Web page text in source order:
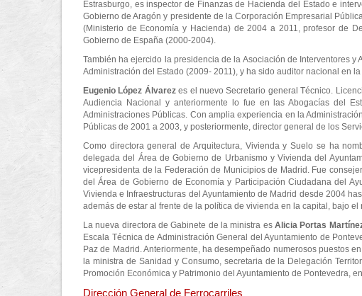
Estrasburgo, es inspector de Finanzas de Hacienda del Estado e
Gobierno de Aragón y presidente de la Corporación Empresarial
(Ministerio de Economía y Hacienda) de 2004 a 2011, profesor de
Gobierno de España (2000-2004).
También ha ejercido la presidencia de la Asociación de Interventores
Administración del Estado (2009- 2011), y ha sido auditor nacional en
Eugenio López Álvarezes el nuevo Secretario general Técnico.
Audiencia Nacional y anteriormente lo fue en las Abogacías del
Administraciones Públicas. Con amplia experiencia en la
Públicas de 2001 a 2003, y posteriormente, director general de los
Como directora general de Arquitectura, Vivienda y Suelo se ha
delegada del Área de Gobierno de Urbanismo y Vivienda del
vicepresidenta de la Federación de Municipios de Madrid. Fue
del Área de Gobierno de Economía y Participación Ciudadana del
Vivienda e Infraestructuras del Ayuntamiento de Madrid desde 2004
además de estar al frente de la política de vivienda en la capital, bajo
La nueva directora de Gabinete de la ministra es Alicia Portas
Escala Técnica de Administración General del Ayuntamiento de
Paz de Madrid. Anteriormente, ha desempeñado numerosos puestos
la ministra de Sanidad y Consumo, secretaria de la Delegación
Promoción Económica y Patrimonio del Ayuntamiento de Pontevedra,
Dirección General de Ferrocarriles